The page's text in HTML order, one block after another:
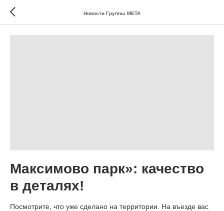
Новости Группы МЕТА
Максимово парк»: качество
в деталях!
Посмотрите, что уже сделано на территории. На въезде вас